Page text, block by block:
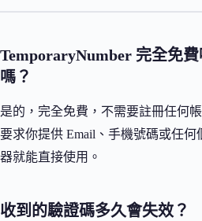
TemporaryNumber 完全免
嗎？
是的，完全免費，不需要註冊任何
要求你提供 Email、手機號碼或任何
器就能直接使用。
收到的驗證碼多久會失效？